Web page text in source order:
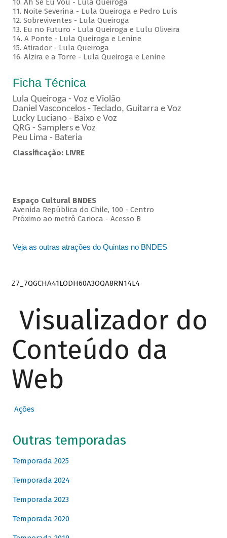
10. Ah Se Eu Vou - Lula Queiroga
11. Noite Severina - Lula Queiroga e Pedro Luís
12. Sobreviventes - Lula Queiroga
13. Eu no Futuro - Lula Queiroga e Lulu Oliveira
14. A Ponte - Lula Queiroga e Lenine
15. Atirador - Lula Queiroga
16. Alzira e a Torre - Lula Queiroga e Lenine
Ficha Técnica
Lula Queiroga - Voz e Violão
Daniel Vasconcelos - Teclado, Guitarra e Voz
Lucky Luciano - Baixo e Voz
QRG - Samplers e Voz
Peu Lima - Bateria
Classificação: LIVRE
Espaço Cultural BNDES
Avenida República do Chile, 100 - Centro
Próximo ao metrô Carioca - Acesso B
Veja as outras atrações do Quintas no BNDES
Z7_7QGCHA41LODH60A3OQA8RN14L4
Visualizador do
Conteúdo da
Web
Ações
Outras temporadas
Temporada 2025
Temporada 2024
Temporada 2023
Temporada 2020